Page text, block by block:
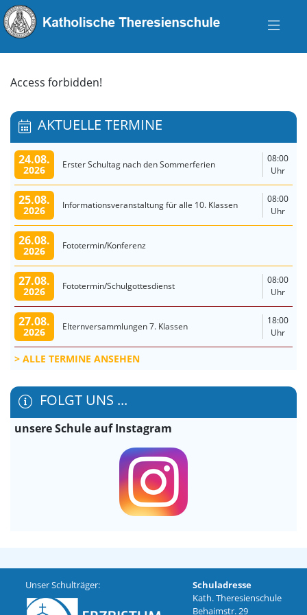
Access forbidden!
AKTUELLE TERMINE
24.08.
2026 Erster Schultag nach den Sommerferien
08:00
Uhr
25.08.
2026 Informationsveranstaltung für alle 10. Klassen
08:00
Uhr
26.08.
2026 Fototermin/Konferenz
27.08.
2026 Fototermin/Schulgottesdienst
08:00
Uhr
27.08.
2026 Elternversammlungen 7. Klassen
18:00
Uhr
ALLE TERMINE ANSEHEN
FOLGT UNS ...
unsere Schule auf Instagram
Unser Schulträger:
Schuladresse
Kath. Theresienschule
Behaimstr. 29